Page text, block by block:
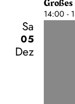
14:00 -
Sa
05
Dez